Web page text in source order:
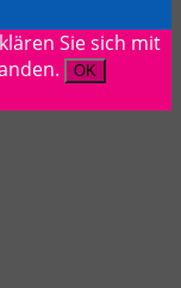
Sie sich mit
OK